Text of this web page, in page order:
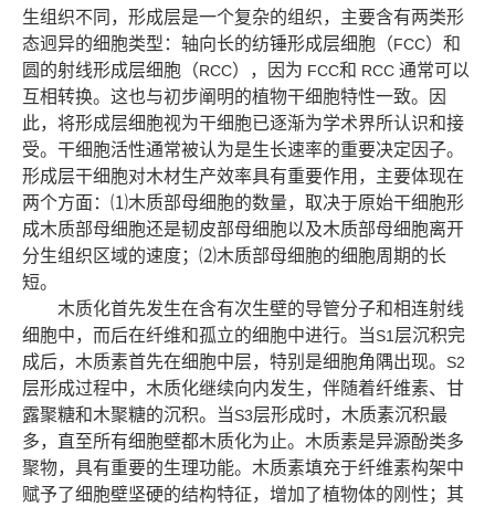
生组织不同，形成层是一个复杂的组织，主要含有两类形
态迥异的细胞类型：轴向长的纺锤形成层细胞（FCC）和
圆的射线形成层细胞（RCC），因为 FCC和 RCC 通常可以
互相转换。这也与初步阐明的植物干细胞特性一致。因
此，将形成层细胞视为干细胞已逐渐为学术界所认识和接
受。干细胞活性通常被认为是生长速率的重要决定因子。
形成层干细胞对木材生产效率具有重要作用，主要体现在
两个方面： ⑴木质部母细胞的数量，取决于原始干细胞形
成木质部母细胞还是韧皮部母细胞以及木质部母细胞离开
分生组织区域的速度； ⑵木质部母细胞的细胞周期的长
短。
木质化首先发生在含有次生壁的导管分子和相连射线
细胞中，而后在纤维和孤立的细胞中进行。当S1 层沉积完
成后，木质素首先在细胞中层，特别是细胞角隅出现。 S2
层形成过程中，木质化继续向内发生，伴随着纤维素、甘
露聚糖和木聚糖的沉积。当S3层形成时，木质素沉积最
多，直至所有细胞壁都木质化为止。木质素是异源酚类多
聚物，具有重要的生理功能。木质素填充于纤维素构架中
赋予了细胞壁坚硬的结构特征，增加了植物体的刚性；其